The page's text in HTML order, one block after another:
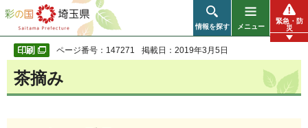
彩の国 埼玉県
情報を探す メニュー
緊急・防
災
ページ番号：147271 掲載日：2019年3月5日
茶摘み